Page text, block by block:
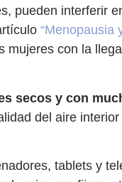
pueden interferir
“Menopausia
mujeres con la
secos y con
del aire
tablets y